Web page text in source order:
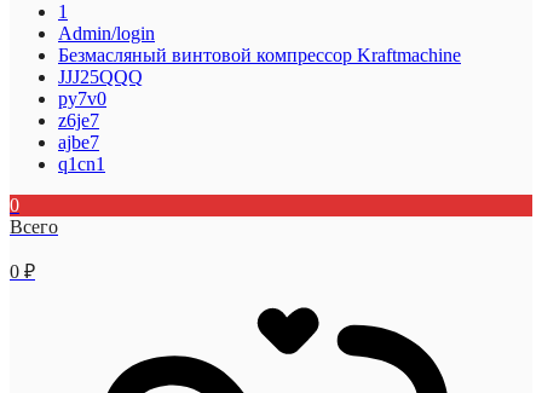
1
Admin/login
Безмасляный винтовой компрессор Kraftmaсhine
JJJ25QQQ
py7v0
z6je7
ajbe7
q1cn1
0
Всего
0 ₽